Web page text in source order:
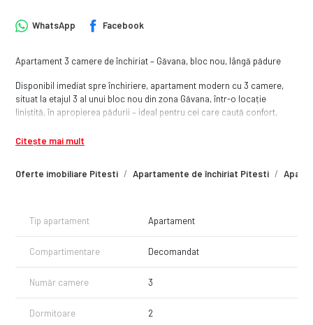
Oferte imobiliare Pitesti Apartamente de închiriat Pitesti
WhatsApp Facebook
Apartament 3 camere de închiriat – Găvana, bloc nou, lângă pădure
Disponibil imediat spre închiriere, apartament modern cu 3 camere,
situat la etajul 3 al unui bloc nou din zona Găvana, într-o locație
liniștită, în apropierea pădurii – ideal pentru cei care caută confort,
🔹 Suprafață: 70 mp
Bucătărie complet mobilată și utilată
Complet mobilat și utilat modern
Citește mai mult
Tip apartament Apartament
Compartimentare Decomandat
Număr camere 3
Dormitoare 2